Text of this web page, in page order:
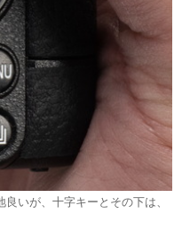
いが、十字キーとその下は、